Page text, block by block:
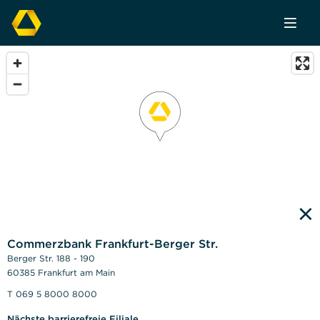
×
Commerzbank Frankfurt-Berger Str.
Berger Str. 188 - 190
60385 Frankfurt am Main
T 069 5 8000 8000